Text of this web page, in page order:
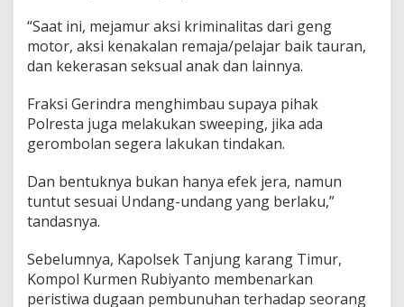
“Saat ini, mejamur aksi kriminalitas dari geng
motor, aksi kenakalan remaja/pelajar baik tauran,
dan kekerasan seksual anak dan lainnya.
Fraksi Gerindra menghimbau supaya pihak
Polresta juga melakukan sweeping, jika ada
gerombolan segera lakukan tindakan.
Dan bentuknya bukan hanya efek jera, namun
tuntut sesuai Undang-undang yang berlaku,”
tandasnya.
Sebelumnya, Kapolsek Tanjung karang Timur,
Kompol Kurmen Rubiyanto membenarkan
peristiwa dugaan pembunuhan terhadap seorang